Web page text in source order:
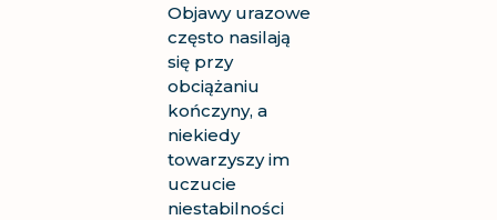
Objawy urazowe
często nasilają
się przy
obciążaniu
kończyny, a
niekiedy
towarzyszy im
uczucie
niestabilności